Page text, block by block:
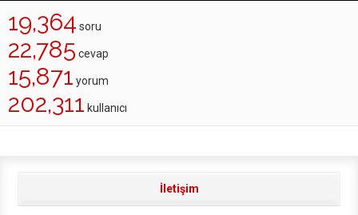
19,364 soru
22,785 cevap
15,871 yorum
202,311 kullanıcı
İletişim